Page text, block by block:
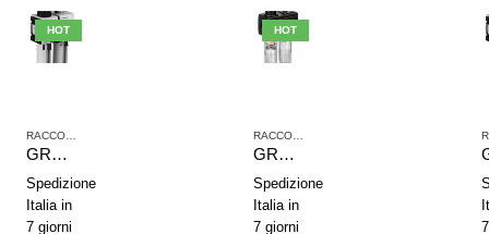
TRATTAMENTO ARIA COMPRESSA
HOT
RACCORDI JOHN GUEST TRATTAMENTO ARIA COMPRESSA
GRUPPO DI TRATTAMENTO ARIA IN 2 PARTI AVENTICS SERIE AS2-ACD R412006298
Spedizione
Italia in
7 giorni
HOT
GRUPPO DI TRATTAMENTO ARIA IN 2 PARTI AVENTICS SERIE NL2-ACD 0821300404
Spedizione
Italia in
7 giorni